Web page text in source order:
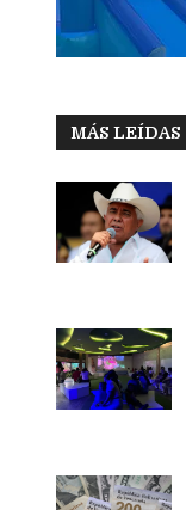
MÁS LEÍDAS